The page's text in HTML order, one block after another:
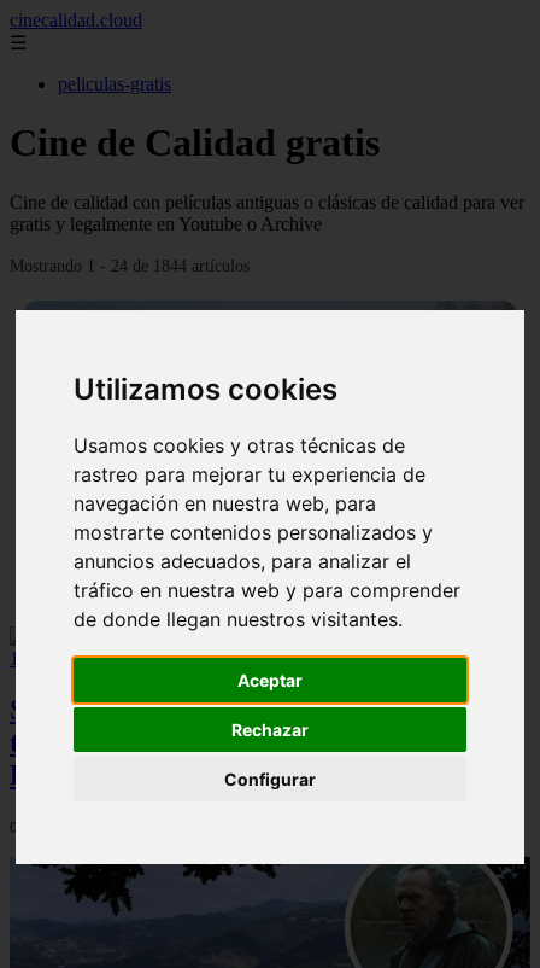
Utilizamos cookies
Usamos cookies y otras técnicas de
rastreo para mejorar tu experiencia de
navegación en nuestra web, para
mostrarte contenidos personalizados y
anuncios adecuados, para analizar el
tráfico en nuestra web y para comprender
de donde llegan nuestros visitantes.
Aceptar
Rechazar
Configurar
cinecalidad.cloud
☰
peliculas-gratis
Cine de Calidad gratis
Cine de calidad con películas antiguas o clásicas de calidad para ver
gratis y legalmente en Youtube o Archive
Mostrando 1 - 24 de 1844 artículos
Solo Las Bestias - Final Explicado
Spider-Man: Brand New Day brilla en
taquilla pero pierde el top 10 del UCM en
Rotten Tomatoes
06/08/2026